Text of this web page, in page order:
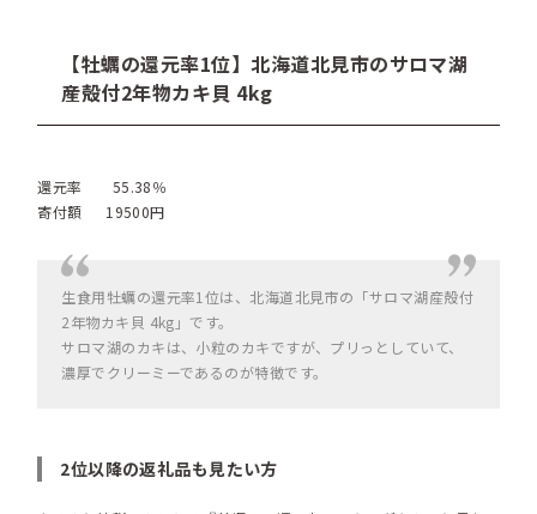
【牡蠣の還元率1位】北海道北見市のサロマ湖
産殻付2年物カキ貝 4kg
還元率 55.38％
寄付額 19500円
生食用牡蠣の還元率1位は、北海道北見市の「サロマ湖産殻付
2年物カキ貝 4kg」です。
サロマ湖のカキは、小粒のカキですが、プリっとしていて、
濃厚でクリーミーであるのが特徴です。
2位以降の返礼品も見たい方